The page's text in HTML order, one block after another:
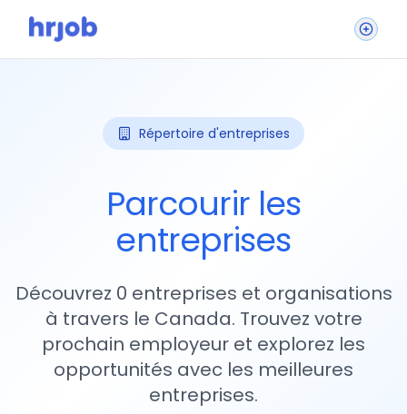
Répertoire d'entreprises
Parcourir les
entreprises
Découvrez 0 entreprises et organisations
à travers le Canada. Trouvez votre
prochain employeur et explorez les
opportunités avec les meilleures
entreprises.